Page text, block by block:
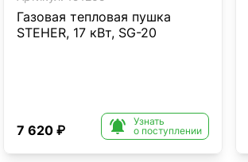
Газовая тепловая пушка
STEHER, 17 кВт, SG-20
7 620 ₽ 
Узнать
о поступлении